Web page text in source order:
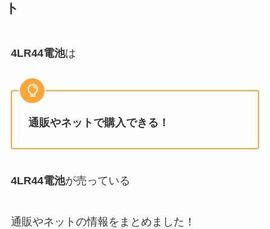
ト
4LR44電池は
通販やネットで購入できる！
4LR44電池が売っている
通販やネットの情報をまとめました！